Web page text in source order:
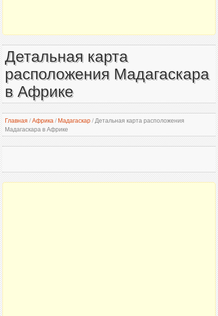
Детальная карта
расположения Мадагаскара
в Африке
Главная /Африка / Мадагаскар/Детальная карта расположения
Мадагаскара в Африке